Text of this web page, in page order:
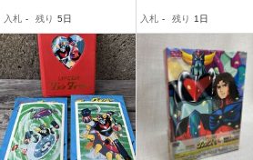
lsharpener vintage ブロ
ンズ調 当時物 昭和レトロ
入札 - 残り 5日 入札 - 残り 1日